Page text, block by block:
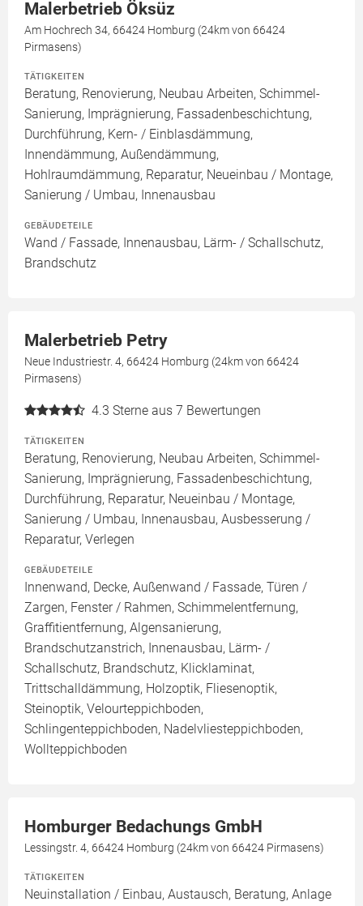
Malerbetrieb Öksüz
Am Hochrech 34, 66424 Homburg (24km von 66424
Pirmasens)
TÄTIGKEITEN
Beratung, Renovierung, Neubau Arbeiten, Schimmel-
Sanierung, Imprägnierung, Fassadenbeschichtung,
Durchführung, Kern- / Einblasdämmung,
Innendämmung, Außendämmung,
Hohlraumdämmung, Reparatur, Neueinbau / Montage,
Sanierung / Umbau, Innenausbau
GEBÄUDETEILE
Wand / Fassade, Innenausbau, Lärm- / Schallschutz,
Brandschutz
Malerbetrieb Petry
Neue Industriestr. 4, 66424 Homburg (24km von 66424
Pirmasens)
4.3 Sterne aus 7 Bewertungen
TÄTIGKEITEN
Beratung, Renovierung, Neubau Arbeiten, Schimmel-
Sanierung, Imprägnierung, Fassadenbeschichtung,
Durchführung, Reparatur, Neueinbau / Montage,
Sanierung / Umbau, Innenausbau, Ausbesserung /
Reparatur, Verlegen
GEBÄUDETEILE
Innenwand, Decke, Außenwand / Fassade, Türen /
Zargen, Fenster / Rahmen, Schimmelentfernung,
Graffitientfernung, Algensanierung,
Brandschutzanstrich, Innenausbau, Lärm- /
Schallschutz, Brandschutz, Klicklaminat,
Trittschalldämmung, Holzoptik, Fliesenoptik,
Steinoptik, Velourteppichboden,
Schlingenteppichboden, Nadelvliesteppichboden,
Wollteppichboden
Homburger Bedachungs GmbH
Lessingstr. 4, 66424 Homburg (24km von 66424 Pirmasens)
TÄTIGKEITEN
Neuinstallation / Einbau, Austausch, Beratung, Anlage